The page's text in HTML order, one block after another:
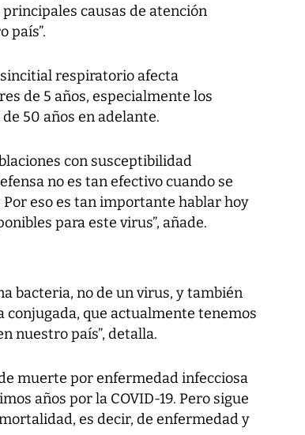
causas de atención
país”.
respiratorio afecta
de 5 años, especialmente los
50 años en adelante.
con susceptibilidad
no es tan efectivo cuando se
eso es tan importante hablar hoy
para este virus”, añade.
bacteria, no de un virus, y también
conjugada, que actualmente tenemos
nuestro país”, detalla.
muerte por enfermedad infecciosa
años por la COVID-19. Pero sigue
es decir, de enfermedad y